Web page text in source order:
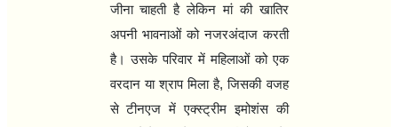
जीना चाहती है लेकिन मां की खातिर
अपनी भावनाओं को नजरअंदाज करती
है। उसके परिवार में महिलाओं को एक
वरदान या श्राप मिला है, जिसकी वजह
से टीनएज में एक्‍स्‍ट्रीम इमोशंस की